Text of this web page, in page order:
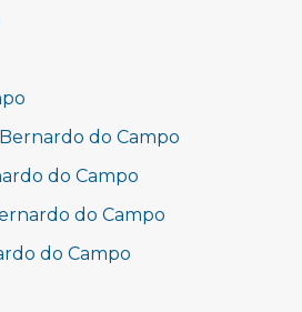
do Campo
do Campo
do Campo
do Campo